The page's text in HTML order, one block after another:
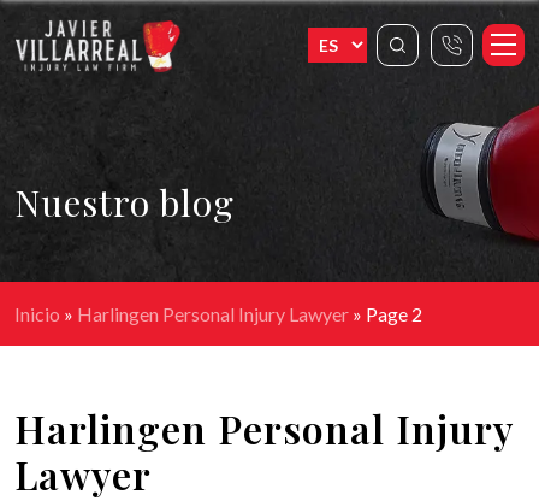
Nuestro blog
Inicio » Harlingen Personal Injury Lawyer » Page 2
Harlingen Personal Injury
Lawyer